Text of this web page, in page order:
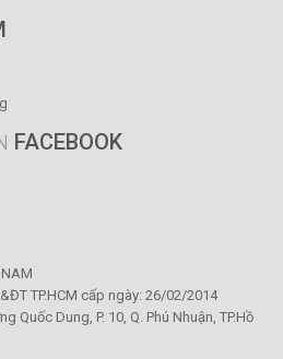
FACEBOOK
NAM
TP.HCM cấp ngày: 26/02/2014
Quốc Dung, P. 10, Q. Phú Nhuận, TP.Hồ